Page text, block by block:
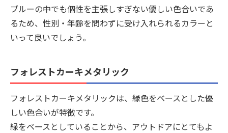
ブルーの中でも個性を主張しすぎない優しい色合いであ
るため、性別・年齢を問わずに受け入れられるカラーと
いって良いでしょう。
フォレストカーキメタリック
フォレストカーキメタリックは、緑色をベースとした優
しい色合いが特徴です。
緑をベースとしていることから、アウトドアにとてもよ